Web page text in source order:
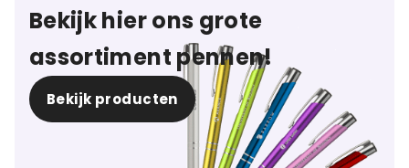
Bekijk hier ons grote
assortiment pennen!
Bekijk producten